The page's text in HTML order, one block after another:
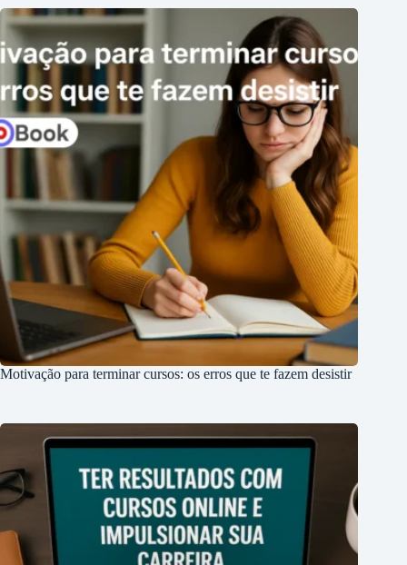
Motivação para terminar cursos: os erros que te fazem desistir